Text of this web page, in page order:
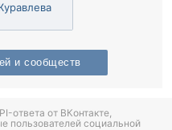
и сообщест
ответа от ВКонтакте,
пользователей социальной